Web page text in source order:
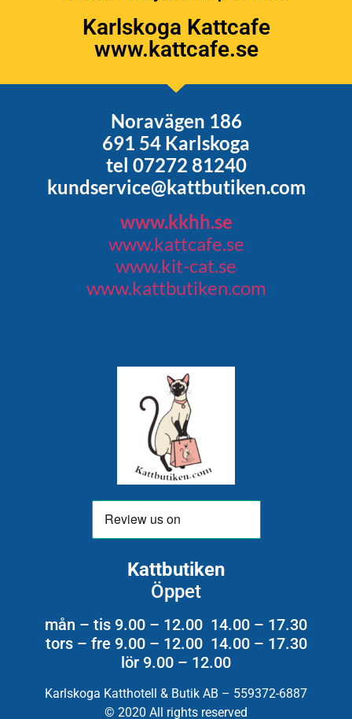
Karlskoga Kattcafe
www.kattcafe.se
Noravägen 186
691 54 Karlskoga
tel 07272 81240
kundservice@kattbutiken.com
www.kkhh.se
www.kattcafe.se
www.kit-cat.se
www.kattbutiken.com
Kattbutiken
Öppet
mån – tis 9.00 – 12.00 14.00 – 17.30
tors – fre 9.00 – 12.00 14.00 – 17.30
lör 9.00 – 12.00
Karlskoga Katthotell & Butik AB – 559372-6887
© 2020 All rights reserved